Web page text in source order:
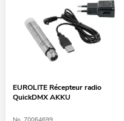
EUROLITE Récepteur radio
QuickDMX AKKU